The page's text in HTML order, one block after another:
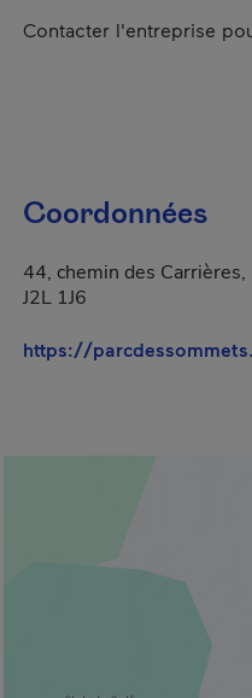
Contacter l'entreprise
Coordonnées
44, chemin des
J2L 1J6
https://